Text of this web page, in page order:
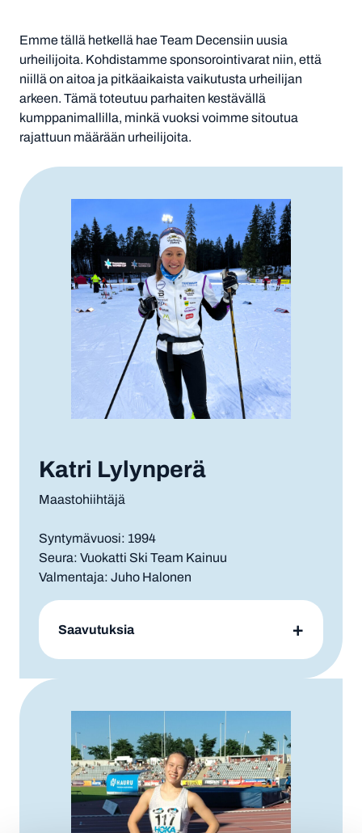
Emme tällä hetkellä hae Team Decensiin uusia
urheilijoita. Kohdistamme sponsorointivarat niin, että
niillä on aitoa ja pitkäaikaista vaikutusta urheilijan
arkeen. Tämä toteutuu parhaiten kestävällä
kumppanimallilla, minkä vuoksi voimme sitoutua
rajattuun määrään urheilijoita.
Katri Lylynperä
Maastohiihtäjä
Syntymävuosi: 1994
Seura: Vuokatti Ski Team Kainuu
Valmentaja: Juho Halonen
Saavutuksia